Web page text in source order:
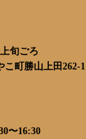
旬ごろ
こ町勝山上田262-1
〜16:30